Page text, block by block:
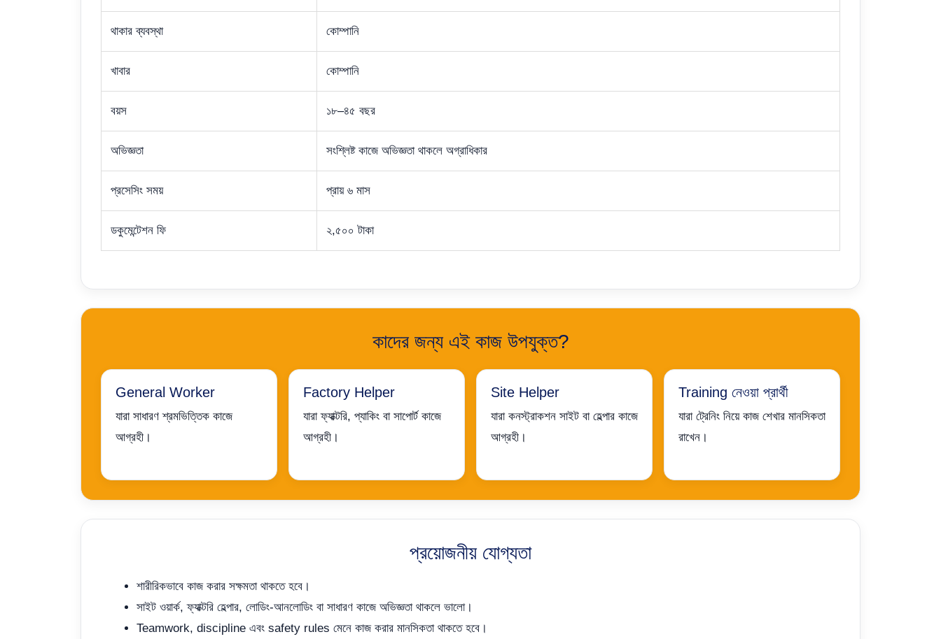
থাকার ব্যবস্থা কোম্পানি
খাবার কোম্পানি
বয়স ১৮–৪৫ বছর
অভিজ্ঞতা সংশ্লিষ্ট কাজে অভিজ্ঞতা থাকলে অগ্রাধিকার
প্রসেসিং সময় প্রায় ৬ মাস
ডকুমেন্টেশন ফি ২,৫০০ টাকা
কাদের জন্য এই কাজ উপযুক্ত?
General Worker
যারা সাধারণ শ্রমভিত্তিক কাজে
আগ্রহী।
Factory Helper
যারা ফ্যাক্টরি, প্যাকিং বা সাপোর্ট কাজে
আগ্রহী।
Site Helper
যারা কনস্ট্রাকশন সাইট বা হেল্পার কাজে
আগ্রহী।
Training নেওয়া প্রার্থী
যারা ট্রেনিং নিয়ে কাজ শেখার মানসিকতা
রাখেন।
প্রয়োজনীয় যোগ্যতা
শারীরিকভাবে কাজ করার সক্ষমতা থাকতে হবে।
সাইট ওয়ার্ক, ফ্যাক্টরি হেল্পার, লোডিং-আনলোডিং বা সাধারণ কাজে অভিজ্ঞতা থাকলে ভালো।
Teamwork, discipline এবং safety rules মেনে কাজ করার মানসিকতা থাকতে হবে।